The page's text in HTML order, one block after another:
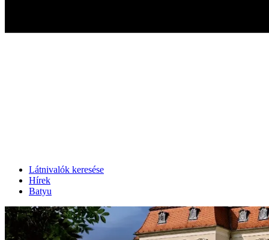
Látnivalók keresése
Hírek
Batyu